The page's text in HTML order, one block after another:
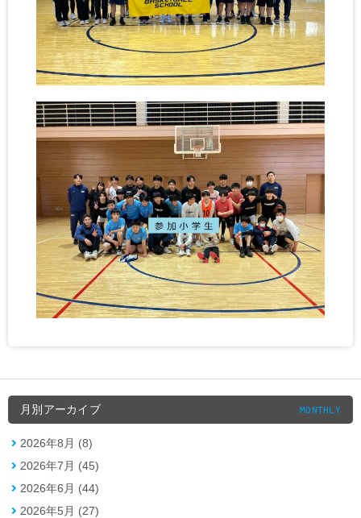
月別アーカイブ MONTHLY
2026年8月 (8)
2026年7月 (45)
2026年6月 (44)
2026年5月 (27)